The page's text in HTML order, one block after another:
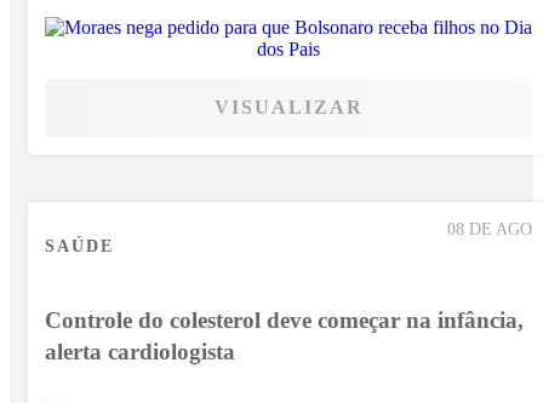
VISUALIZAR
08 DE AGO
SAÚDE
Controle do colesterol deve começar na infância,
alerta cardiologista